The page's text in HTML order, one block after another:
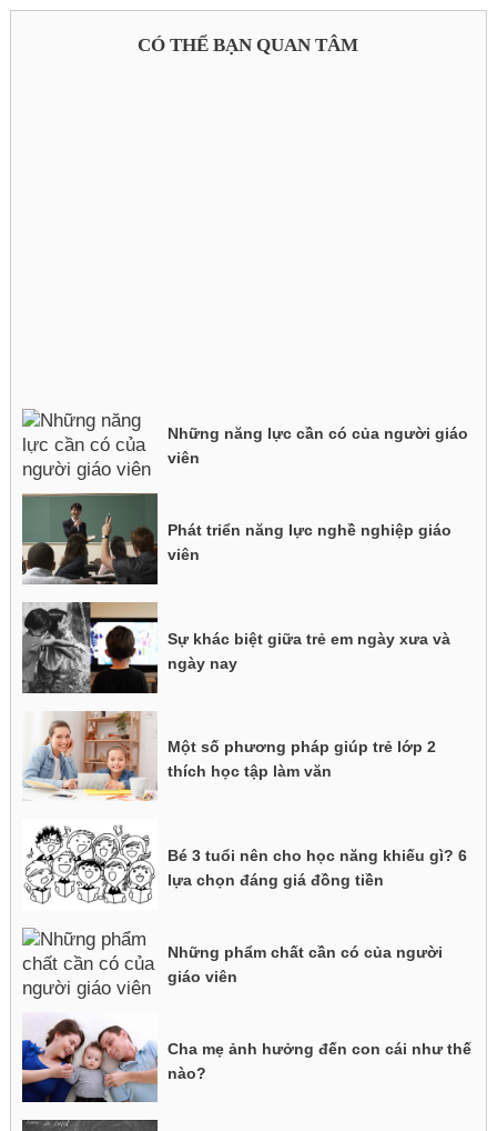
CÓ THỂ BẠN QUAN TÂM
Những năng lực cần có của người giáo
viên
Phát triển năng lực nghề nghiệp giáo
viên
Sự khác biệt giữa trẻ em ngày xưa và
ngày nay
Một số phương pháp giúp trẻ lớp 2
thích học tập làm văn
Bé 3 tuổi nên cho học năng khiếu gì? 6
lựa chọn đáng giá đồng tiền
Những phẩm chất cần có của người
giáo viên
Cha mẹ ảnh hưởng đến con cái như thế
nào?